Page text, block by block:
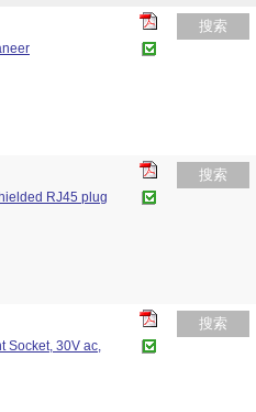
搜索
RJ45 plug
搜索
Socket, 30V ac,
搜索